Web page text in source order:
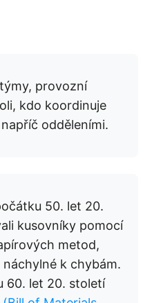
provozní
kdo koordinuje
odděleními.
50. let 20.
kusovníky pomocí
metod,
k chybám.
60. let 20. století